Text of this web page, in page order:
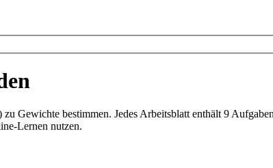
Gewichte bestimmen. Jedes Arbeitsblatt enthält 9
Lernen nutzen.